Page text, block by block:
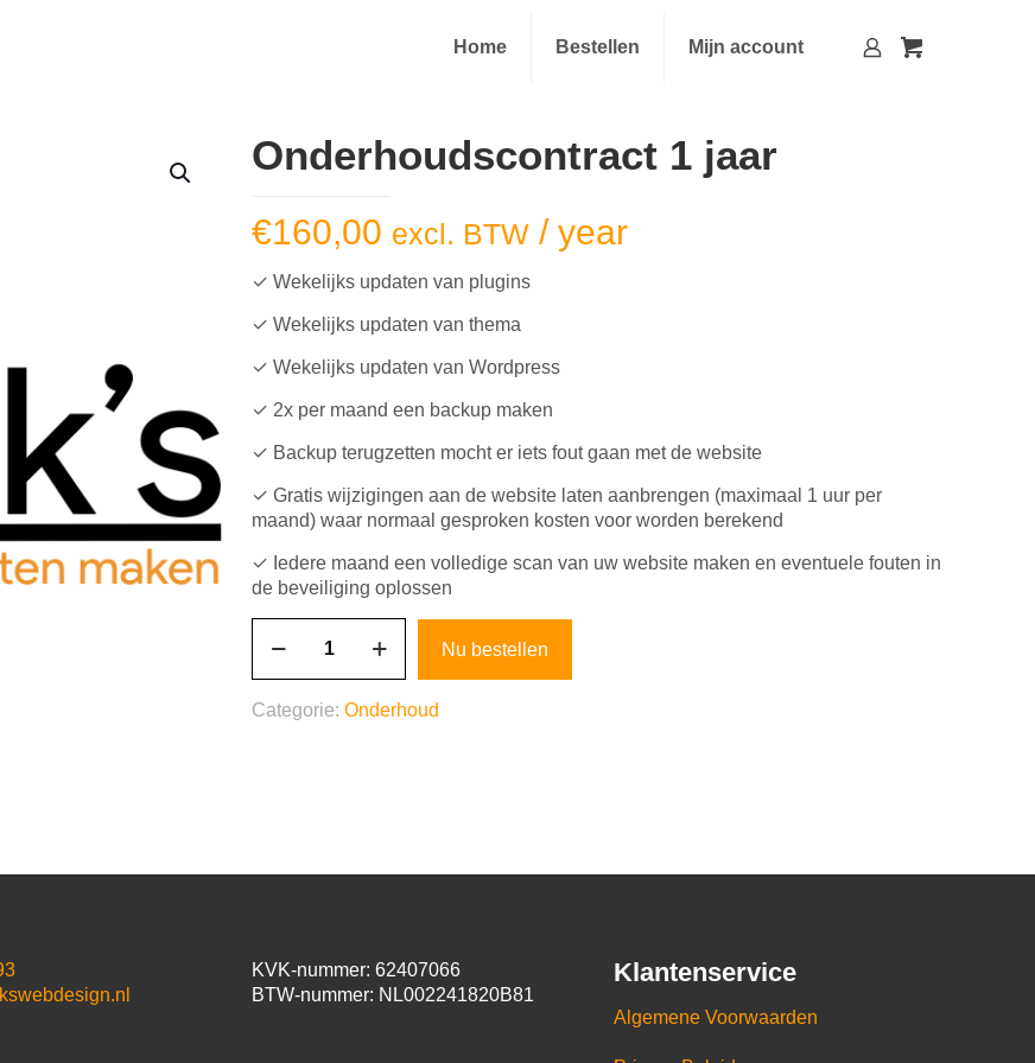
Home Bestellen Mijn account
Onderhoudscontract 1 jaar
€160,00 excl. BTW / year
✓ Wekelijks updaten van plugins
✓ Wekelijks updaten van thema
✓ Wekelijks updaten van Wordpress
✓ 2x per maand een backup maken
✓ Backup terugzetten mocht er iets fout gaan met de website
✓ Gratis wijzigingen aan de website laten aanbrengen (maximaal 1 uur per
maand) waar normaal gesproken kosten voor worden berekend
✓ Iedere maand een volledige scan van uw website maken en eventuele fouten in
de beveiliging oplossen
jaar
aantal
Nu bestellen
Categorie: Onderhoud
KVK-nummer: 62407066
BTW-nummer: NL002241820B81
Klantenservice
Algemene Voorwaarden